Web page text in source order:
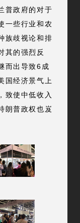
普政府的对于
一些行业和农
族歧视论和排
其的强烈反
而出导致6成
国经济景气上
致使中低收入
朗普政权也岌